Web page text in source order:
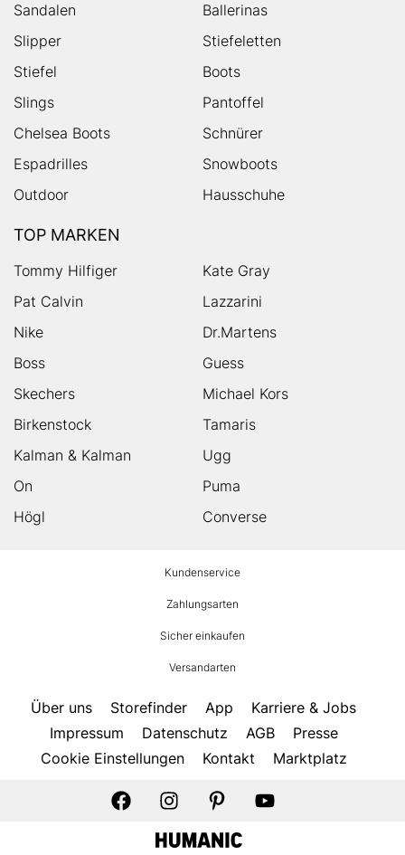
Sandalen
Ballerinas
Slipper
Stiefeletten
Stiefel
Boots
Slings
Pantoffel
Chelsea Boots
Schnürer
Espadrilles
Snowboots
Outdoor
Hausschuhe
TOP MARKEN
Tommy Hilfiger
Kate Gray
Pat Calvin
Lazzarini
Nike
Dr.Martens
Boss
Guess
Skechers
Michael Kors
Birkenstock
Tamaris
Kalman & Kalman
Ugg
On
Puma
Högl
Converse
Kundenservice
Zahlungsarten
Sicher einkaufen
Versandarten
Über uns Storefinder App
Karriere & Jobs
Impressum
Datenschutz AGB
Presse
Cookie Einstellungen
Kontakt Marktplatz